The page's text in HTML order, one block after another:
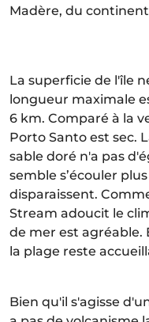
Madère, du
La superficie de l'île
longueur maximale
6 km. Comparé à la
Porto Santo est sec.
sable doré n'a pas
semble s’écouler
disparaissent.
Stream adoucit le
de mer est agréable.
la plage reste
Bien qu'il s'agisse